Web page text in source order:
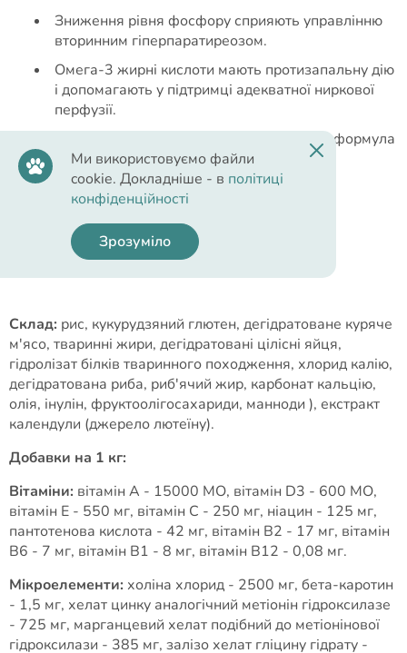
Зниження рівня фосфору сприяють управлінню
вторинним гіперпаратиреозом.
Омега-3 жирні кислоти мають протизапальну дію
і допомагають у підтримці адекватної ниркової
перфузії.
Інгредієнти високої якості і ексклюзивна формула
допомагають протистояти патологічно
індукованої анорексії.
Склад: рис, кукурудзяний глютен, дегідратоване куряче
м'ясо, тваринні жири, дегідратовані цілісні яйця,
гідролізат білків тваринного походження, хлорид калію,
дегідратована риба, риб'ячий жир, карбонат кальцію,
олія, інулін, фруктоолігосахариди, манноди ), екстракт
календули (джерело лютеїну).
Добавки на 1 кг:
Вітаміни: вітамін А - 15000 МО, вітамін D3 - 600 МО,
вітамін Е - 550 мг, вітамін С - 250 мг, ніацин - 125 мг,
пантотенова кислота - 42 мг, вітамін В2 - 17 мг, вітамін
В6 - 7 мг, вітамін В1 - 8 мг, вітамін В12 - 0,08 мг.
Мікроелементи: холіна хлорид - 2500 мг, бета-каротин
- 1,5 мг, хелат цинку аналогічний метіонін гідроксилазе
- 725 мг, марганцевий хелат подібний до метіонінової
гідроксилази - 385 мг, залізо хелат гліцину гідрату -
Ми використовуємо файли
cookie. Докладніше - в політиці
конфіденційності
Зрозуміло